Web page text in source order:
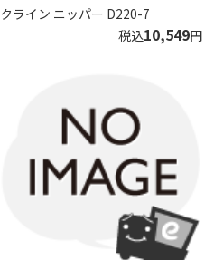
クライン ニッパー D220-7
税込10,549円